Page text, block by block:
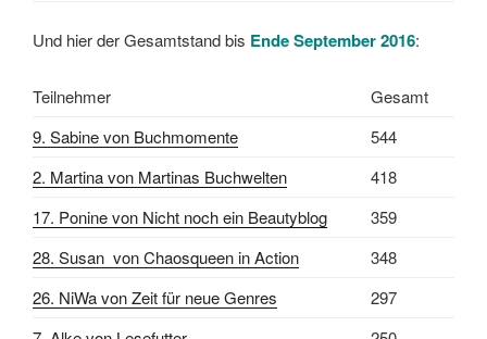
Und hier der Gesamtstand bis Ende September 2016:
Teilnehmer
Gesamt
9. Sabine von Buchmomente
544
2. Martina von Martinas Buchwelten
418
17. Ponine von Nicht noch ein Beautyblog
359
28. Susan von Chaosqueen in Action
348
26. NiWa von Zeit für neue Genres
297